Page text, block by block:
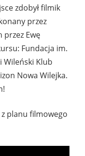
zdobył filmik
przez
przez Ewę
Fundacja im.
Wileński Klub
Nowa Wilejka.
planu filmowego